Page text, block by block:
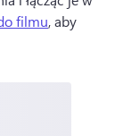
filmu, aby